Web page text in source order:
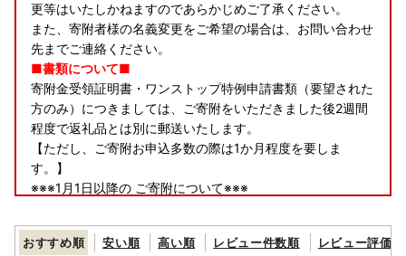
更等はいたしかねますのであらかじめご了承ください。
また、寄附者様の名義変更をご希望の場合は、お問い合わせ
先までご連絡ください。
■書類について■
寄附金受領証明書・ワンストップ特例申請書類（要望された
方のみ）につきましては、ご寄附をいただきました後2週間
程度で返礼品とは別に郵送いたします。
【ただし、ご寄附お申込多数の際は1か月程度を要しま
す。】
※※※1月1日以降の ご寄附について※※※
しては
2月から発送いたします。
おすすめ順 安い順 高い順 レビュー件数順 レビュー評価順